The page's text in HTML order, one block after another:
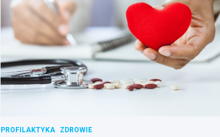
PROFILAKTYKA ZDROWIE